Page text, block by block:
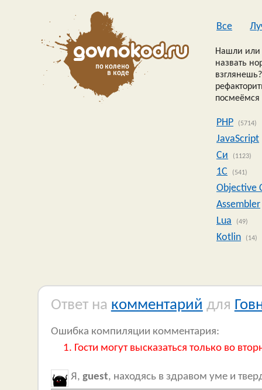
Все
Нашли или
назвать
посмеёмся
PHP (5714)
JavaScript
Си
(1123)
1C (541)
Objective
Assembler
Lua
(49)
Kotlin (14)
Ответ на комментарий для
Ошибка компиляции комментария:
Гости могут высказаться только во
Я, guest, находясь в здравом уме и